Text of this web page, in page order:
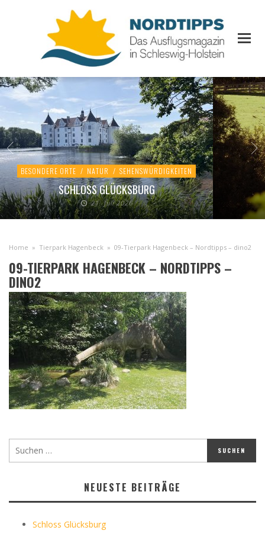
BESONDERE ORTE / NATUR / SEHENSWÜRDIGKEITEN
SCHLOSS GLÜCKSBURG
21. Juli 2026
Home » Tierpark Hagenbeck » 09-Tierpark Hagenbeck – Nordtipps – dino2
09-TIERPARK HAGENBECK – NORDTIPPS –
DINO2
NEUESTE BEITRÄGE
Schloss Glücksburg